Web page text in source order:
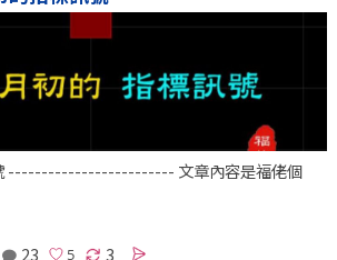
------------------------- 文章內容是福佬個
23 3